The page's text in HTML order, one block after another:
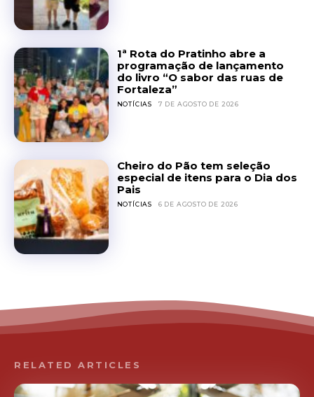
1ª Rota do Pratinho abre a
programação de lançamento
do livro “O sabor das ruas de
Fortaleza”
NOTÍCIAS 7 DE AGOSTO DE 2026
Cheiro do Pão tem seleção
especial de itens para o Dia dos
Pais
NOTÍCIAS 6 DE AGOSTO DE 2026
RELATED ARTICLES